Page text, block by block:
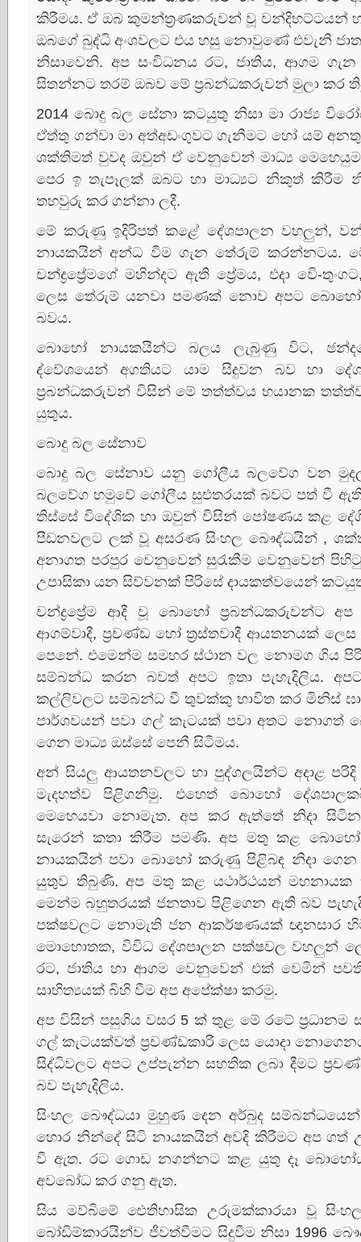
කිරීමය. ඒ ඔබ කුමන්ත්‍රණකරුවන් වූ වන්දිභට්‌ටයන්
ඔබගේ බුද්ධි අංශවලට එය හසු නොවුණේ එවැනි
නිසාවෙනි. අප සංවිධනය රට, ජාතිය, ආගම
සිතන්නට තරම් ඔබව මේ ප්‍රබන්ධකරුවන් මුලා කර
2014 බොදු බල සේනා කටයුතු නිසා මා රාජ්‍ය
ඒත්තු ගන්වා මා අත්අඩංගුවට ගැනීමට හෝ යම්
ශක්‌තිමත් වුවද ඔවුන් ඒ වෙනුවෙන් මාධ්‍ය
පෙර ඉ තැපෑලක්‌ ඔබට හා මාධ්‍යට නිකුත් කිරීම
තහවුරු කර ගන්නා ලදී.
මේ කරුණු ඉදිරිපත් කළේ දේශපාලන වහලුන්,
නායකයින් අන්ධ වීම ගැන තේරුම් කරන්නටය.
චන්ද්‍රප්‍රේමගේ මහින්දට ඇති ප්‍රේමය, එදා විෙ-
ලෙස තේරුම් යනවා පමණක්‌ නොව අපට බොහෝ
බවය.
බොහෝ නායකයින්ට බලය ලැබුණු විට,
ද්වේශයෙන් අගතියට යාම සිදුවන බව හා
ප්‍රබන්ධකරුවන් විසින් මේ තත්ත්වය භයානක
යුතුය.
බොදු බල සේනාව
බොදු බල සේනාව යනු ගෝලීය බලවේග වන
බලවේග හමුවේ ගෝලීය සුළුතරයක්‌ බවට පත් වී
තිස්‌සේ විදේශික හා ඔවුන් විසින් පෝෂණය කළ
පීඩනවලට ලක්‌ වූ අසරණ සිංහල බෞද්ධයින් ,
අනාගත පරපුර වෙනුවෙන් සුරැකීම වෙනුවෙන්
උපාසිකා යන සිව්වනක්‌ පිරිසේ දායකත්වයෙන්
චන්ද්‍රප්‍රේම ආදී වූ බොහෝ ප්‍රබන්ධකරුවන්ට අප
ආගම්වාදී, ප්‍රචණ්‌ඩ හෝ ත්‍රස්‌තවාදී ආයතනයක්‌ ලෙස
පෙනේ. එමෙන්ම සමහර ස්‌ථාන වල නොමග ගිය
සම්බන්ධ කරන බවත් අපට ඉතා පැහැදිලිය.
කල්ලිවලට සම්බන්ධ වී තුවක්‌කු භාවිත කර මිනිස්‌
පාර්ශවයන් පවා ගල් කැටයක්‌ පවා අතට නොගත්
ගෙන මාධ්‍ය ඔස්‌සේ පෙනී සිටීමය.
අන් සියලු ආයතනවලට හා පුද්ගලයින්ට අදාළ
මැදහත්ව පිළිගනිමු. එහෙත් බොහෝ
මෙහෙයවා නොමැත. අප කර ඇත්තේ නිදා
සැරෙන් කතා කිරීම පමණි. අප මතු කළ
නායකයින් පවා බොහෝ කරුණු පිළිබඳ නිදා
යුතුව තිබුණි. අප මතු කළ යථාර්ථයන් මහනායක
මෙන්ම බහුතරයක්‌ ජනතාව පිළිගෙන ඇති බව
පක්‌ෂවලට නොමැති ජන ආකර්ෂණයක්‌ ඥානසාර
මොහොතක, විවිධ දේශපාලන පක්‌ෂවල වහලුන්
රට, ජාතිය හා ආගම වෙනුවෙන් එක්‌ වෙමින්
සාහිත්‍යයක්‌ බිහි වීම අප අපේක්‌ෂා කරමු.
අප විසින් පසුගිය වසර 5 ක්‌ තුළ මේ රටේ ප්‍රධානම
ගල් කැටයක්‌වත් ප්‍රචණ්‌ඩකාරී ලෙස යොදා
සිද්ධිවලට අපට උප්පැන්න සහතික ලබා දීමට
බව පැහැදිලිය.
සිංහල බෞද්ධයා මුහුණ දෙන අර්බුද
හොර නින්දේ සිටි නායකයින් අවදි කිරීමට අප ගත්
වී ඇත. රට ගොඩ නගන්නට කළ යුතු දෑ
අවබෝධ කර ගනු ඇත.
සිය මව්බිමේ ඓතිහාසික උරුමක්‌කාරයා වූ
බෝඩිම්කාරයින්ව ජීවත්වීමට සිදුවීම නිසා 1996